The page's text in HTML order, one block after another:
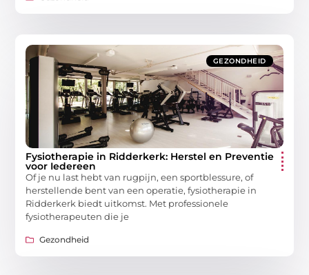
GEZONDHEID
Fysiotherapie in Ridderkerk: Herstel en Preventie
voor Iedereen
Of je nu last hebt van rugpijn, een sportblessure, of
herstellende bent van een operatie, fysiotherapie in
Ridderkerk biedt uitkomst. Met professionele
fysiotherapeuten die je
Gezondheid